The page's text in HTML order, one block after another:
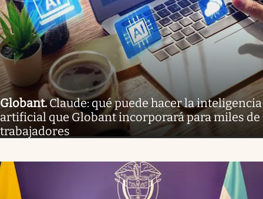
Globant.Claude: qué puede hacer la inteligencia
artificial que Globant incorporará para miles de
trabajadores